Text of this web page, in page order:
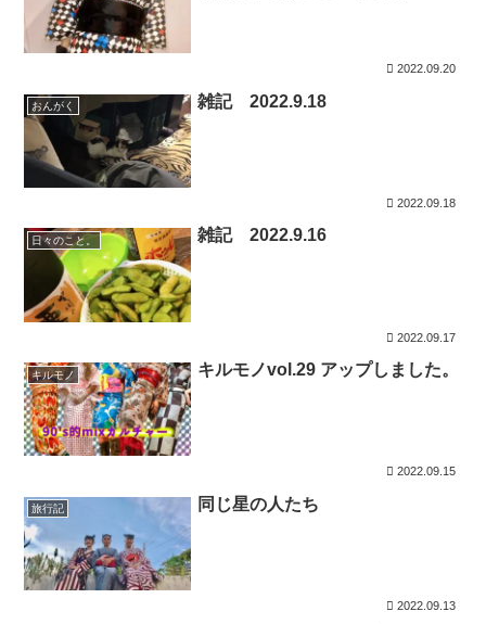
2022.09.20
おんがく 雑記 2022.9.18
2022.09.18
日々のこと。 雑記 2022.9.16
2022.09.17
キルモノ キルモノvol.29 アップしました。
2022.09.15
旅行記 同じ星の人たち
2022.09.13